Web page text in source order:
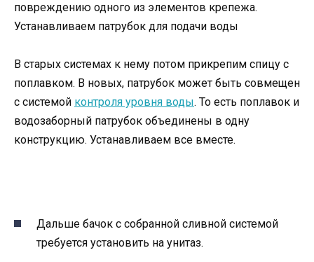
повреждению одного из элементов крепежа.
Устанавливаем патрубок для подачи воды
В старых системах к нему потом прикрепим спицу с
поплавком. В новых, патрубок может быть совмещен
с системой контроля уровня воды. То есть поплавок и
водозаборный патрубок объединены в одну
конструкцию. Устанавливаем все вместе.
Дальше бачок с собранной сливной системой
требуется установить на унитаз.